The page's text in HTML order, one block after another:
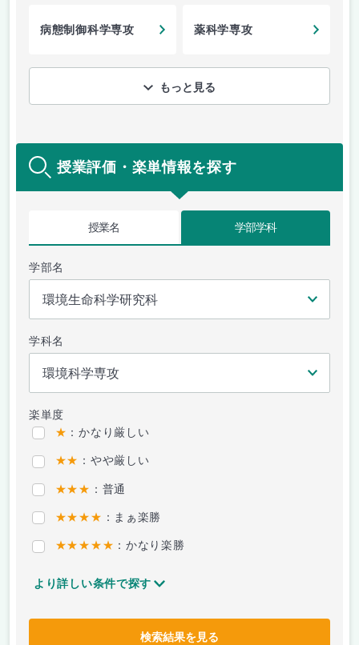
病態制御科学専攻 薬科学専攻
もっと見る
授業評価・楽単情報を探す
授業名 学部学科
学部名
学科名
楽単度
★ ：かなり厳しい
★★ ：やや厳しい
★★★ ：普通
★★★★ ：まぁ楽勝
★★★★★ ：かなり楽勝
より詳しい条件で探す
検索結果を見る